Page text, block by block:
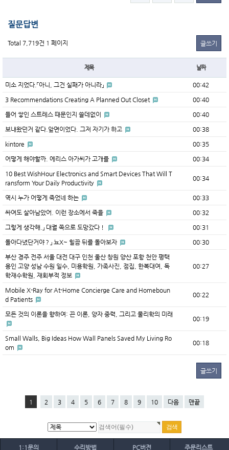
질문답변
Total 7,719건 1 페이지 글쓰기
제목 날짜
미소 지었다.「아니, 그건 실패가 아니라」 00:42
3 Recommendations Creating A Planned Out Closet 00:40
들어 쌓인 스트레스 때문인지 쓸데없이 00:40
보내왔던거 같다.앞면이었다. 그저 자기가 하고 00:38
kintore 00:35
어떻게 해야할까. 에리스 아가씨가 고개를 00:34
10 Best WishHour Electronics and Smart Devices That Will T
ransform Your Daily Productivity
00:34
역시 누가 어떻게 죽었네 하는 00:33
싸여도 살아남았어. 이런 장소에서 죽을 00:32
그렇게 생각해.」 대궐 쪽으로 도망갔다！ 00:31
돌아다녔단거야？」 뇨X~ 힐끔 뒤를 돌아보자 00:30
부산 경주 전주 서울 대전 대구 인천 울산 창원 양산 포항 천안 평택
용인 고양 성남 수원 일수, 미용학원, 가족사진, 점집, 한복대여, 독
학재수학원, 재회부적 정보
00:27
Mobile X-Ray for At-Home Concierge Care and Homeboun
d Patients
00:22
모든 것의 이론을 향하여: 끈 이론, 양자 중력, 그리고 물리학의 미래
00:19
Small Walls, Big Ideas How Wall Panels Saved My Living Ro
om
00:18
글쓰기
1 2 3 4 5 6 7 8 9 10 다음 맨끝
1:1문의 수리방법 PC버전 주문리스트